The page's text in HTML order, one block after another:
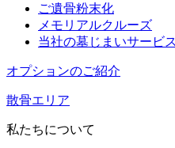
ご遺骨粉末化
メモリアルクルーズ
当社の墓じまいサービス
オプションのご紹介
散骨エリア
私たちについて